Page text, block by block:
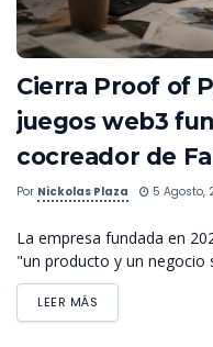
Cierra Proof of
juegos web3
cocreador de
Por Nickolas Plaza 5 Agosto,
La empresa fundada en
"un producto y un negocio
LEER MÁS